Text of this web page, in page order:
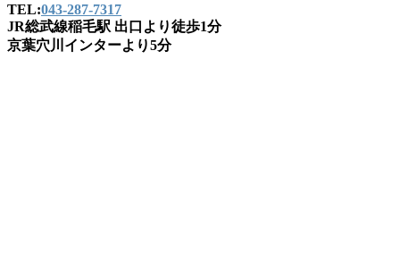
TEL:043-287-7317
JR総武線稲毛駅 出口より徒歩1分
京葉穴川インターより5分